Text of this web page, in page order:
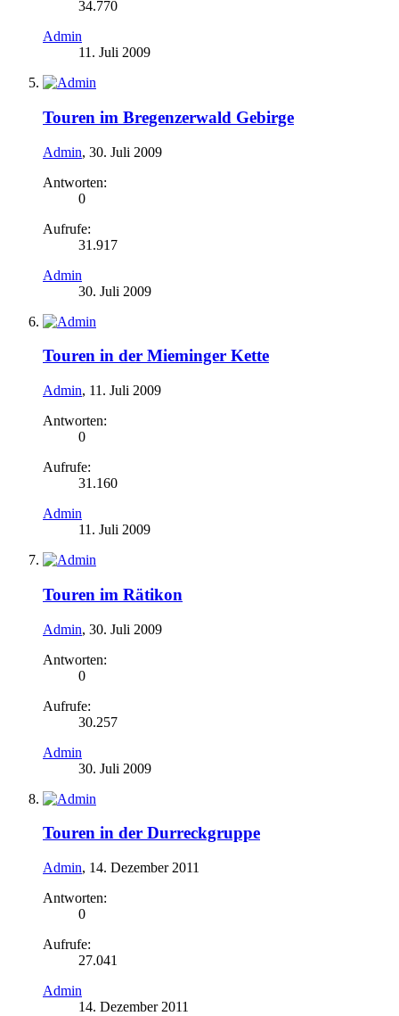
34.770
Admin
11. Juli 2009
Touren im Bregenzerwald Gebirge
Admin, 30. Juli 2009
Antworten:
0
Aufrufe:
31.917
Admin
30. Juli 2009
Touren in der Mieminger Kette
Admin, 11. Juli 2009
Antworten:
0
Aufrufe:
31.160
Admin
11. Juli 2009
Touren im Rätikon
Admin, 30. Juli 2009
Antworten:
0
Aufrufe:
30.257
Admin
30. Juli 2009
Touren in der Durreckgruppe
Admin, 14. Dezember 2011
Antworten:
0
Aufrufe:
27.041
Admin
14. Dezember 2011